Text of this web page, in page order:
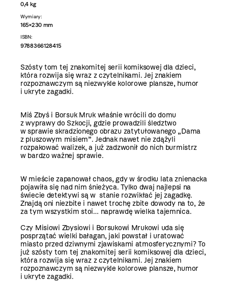
0,4 kg
Wymiary:
165×230 mm
ISBN:
9788366128415
Szósty tom tej znakomitej serii komiksowej dla dzieci,
która rozwija się wraz z czytelnikami. Jej znakiem
rozpoznawczym są niezwykle kolorowe plansze, humor
i ukryte zagadki.
Miś Zbyś i Borsuk Mruk właśnie wrócili do domu
z wyprawy do Szkocji, gdzie prowadzili śledztwo
w sprawie skradzionego obrazu zatytułowanego „Dama
z pluszowym misiem”. Jednak nawet nie zdążyli
rozpakować walizek, a już zadzwonił do nich burmistrz
w bardzo ważnej sprawie.
W mieście zapanował chaos, gdy w środku lata znienacka
pojawiła się nad nim śnieżyca. Tylko dwaj najlepsi na
świecie detektywi są w stanie rozwikłać jej zagadkę.
Znajdą oni niezbite i nawet trochę zbite dowody na to, że
za tym wszystkim stoi… naprawdę wielka tajemnica.
Czy Misiowi Zbysiowi i Borsukowi Mrukowi uda się
posprzątać wielki bałagan, jaki powstał i uratować
miasto przed dziwnymi zjawiskami atmosferycznymi? To
już szósty tom tej znakomitej serii komiksowej dla dzieci,
która rozwija się wraz z czytelnikami. Jej znakiem
rozpoznawczym są niezwykle kolorowe plansze, humor
i ukryte zagadki.